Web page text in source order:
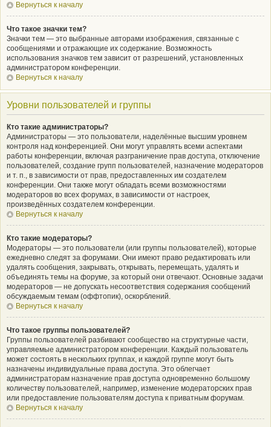
Вернуться к началу
Что такое значки тем?
Значки тем — это выбранные авторами изображения, связанные с
сообщениями и отражающие их содержание. Возможность
использования значков тем зависит от разрешений, установленных
администратором конференции.
Вернуться к началу
Уровни пользователей и группы
Кто такие администраторы?
Администраторы — это пользователи, наделённые высшим уровнем
контроля над конференцией. Они могут управлять всеми аспектами
работы конференции, включая разграничение прав доступа, отключение
пользователей, создание групп пользователей, назначение модераторов
и т. п., в зависимости от прав, предоставленных им создателем
конференции. Они также могут обладать всеми возможностями
модераторов во всех форумах, в зависимости от настроек,
произведённых создателем конференции.
Вернуться к началу
Кто такие модераторы?
Модераторы — это пользователи (или группы пользователей), которые
ежедневно следят за форумами. Они имеют право редактировать или
удалять сообщения, закрывать, открывать, перемещать, удалять и
объединять темы на форуме, за который они отвечают. Основные задачи
модераторов — не допускать несоответствия содержания сообщений
обсуждаемым темам (оффтопик), оскорблений.
Вернуться к началу
Что такое группы пользователей?
Группы пользователей разбивают сообщество на структурные части,
управляемые администратором конференции. Каждый пользователь
может состоять в нескольких группах, и каждой группе могут быть
назначены индивидуальные права доступа. Это облегчает
администраторам назначение прав доступа одновременно большому
количеству пользователей, например, изменение модераторских прав
или предоставление пользователям доступа к приватным форумам.
Вернуться к началу